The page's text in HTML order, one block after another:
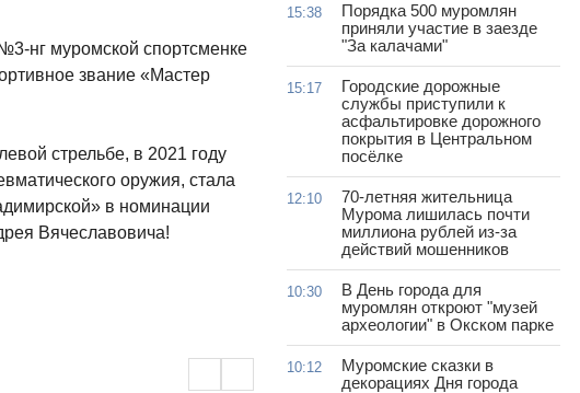
нг муромской спортсменке
звание «Мастер
стрельбе, в 2021 году
оружия, стала
в номинации
Вячеславовича!
15:38
Порядка 500 муромлян
приняли участие в заезде
"За калачами"
15:17
Городские дорожные
службы приступили к
асфальтировке дорожного
покрытия в Центральном
посёлке
12:10
70-летняя жительница
Мурома лишилась почти
миллиона рублей из-за
действий мошенников
10:30
В День города для
муромлян откроют "музей
археологии" в Окском парке
10:12
Муромские сказки в
декорациях Дня города